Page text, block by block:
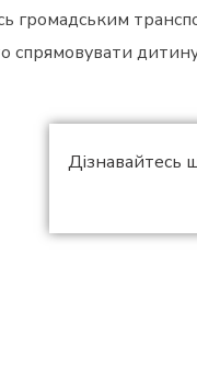
громадським
спрямовувати
Дізнавайтесь